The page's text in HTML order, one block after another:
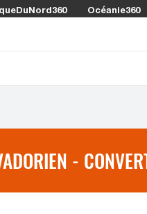
Océanie360
-